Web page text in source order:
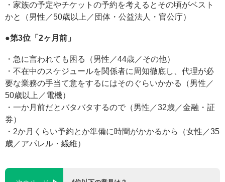
・家族の予定やチケットの予約を考えるとその頃がベスト
かと（男性／50歳以上／団体・公益法人・官公庁）
●第3位「 2ヶ月前 」
・急に言われても困る（男性／44歳／その他）
・不在中のスケジュールを関係者に周知徹底し、代理が必
要な業務の手当て意をするにはそのぐらいかかる（男性／
50歳以上／電機）
・一か月前だとバタバタするので（男性／32歳／金融・証
券）
・2か月くらい予約とか準備に時間がかかるから（女性／35
歳／アパレル・繊維）